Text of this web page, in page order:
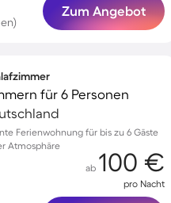
Zum Angebot
für 6 Personen
Ferienwohnung für bis zu 6 Gäste
Atmosphäre
ab 100 €
pro Nacht